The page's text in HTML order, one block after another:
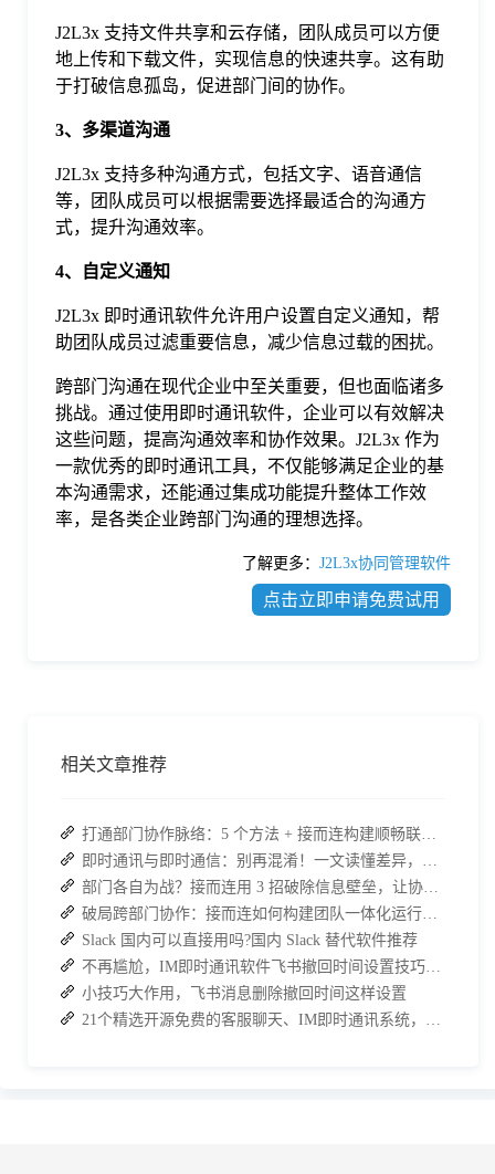
J2L3x 支持文件共享和云存储，团队成员可以方便
地上传和下载文件，实现信息的快速共享。这有助
于打破信息孤岛，促进部门间的协作。
3、多渠道沟通
J2L3x 支持多种沟通方式，包括文字、语音通信
等，团队成员可以根据需要选择最适合的沟通方
式，提升沟通效率。
4、自定义通知
J2L3x 即时通讯软件允许用户设置自定义通知，帮
助团队成员过滤重要信息，减少信息过载的困扰。
跨部门沟通在现代企业中至关重要，但也面临诸多
挑战。通过使用即时通讯软件，企业可以有效解决
这些问题，提高沟通效率和协作效果。J2L3x 作为
一款优秀的即时通讯工具，不仅能够满足企业的基
本沟通需求，还能通过集成功能提升整体工作效
率，是各类企业跨部门沟通的理想选择。
了解更多： J2L3x协同管理软件
点击立即申请免费试用
相关文章推荐
Slack 国内可以直接用吗?国内 Slack 替代软件推荐
小技巧大作用，飞书消息删除撤回时间这样设置